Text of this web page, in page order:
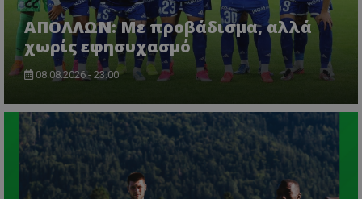
ΑΠΟΛΛΩΝ: Με προβάδισμα, αλλά
χωρίς εφησυχασμό
08.08.2026 - 23:00